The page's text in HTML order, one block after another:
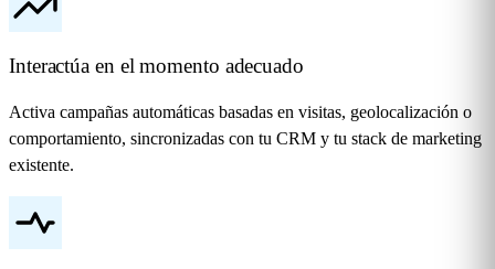
Interactúa en el momento adecuado
Activa campañas automáticas basadas en visitas, geolocalización o
comportamiento, sincronizadas con tu CRM y tu stack de marketing
existente.